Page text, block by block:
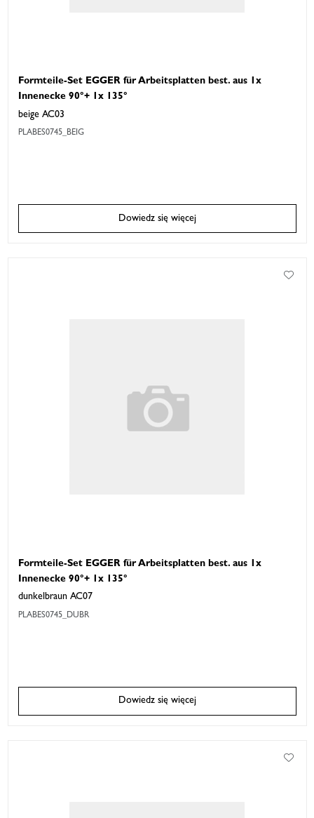
Formteile-Set EGGER für Arbeitsplatten best. aus 1x
Innenecke 90°+ 1x 135°
beige AC03
PLABES0745_BEIG
Dowiedz się więcej
Formteile-Set EGGER für Arbeitsplatten best. aus 1x
Innenecke 90°+ 1x 135°
dunkelbraun AC07
PLABES0745_DUBR
Dowiedz się więcej